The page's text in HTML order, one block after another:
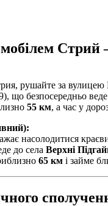
Стрий
рушайте за вулицею
що безпосередньо
55 км, а час у
насолодитися
до села Верхні
65 км і займе